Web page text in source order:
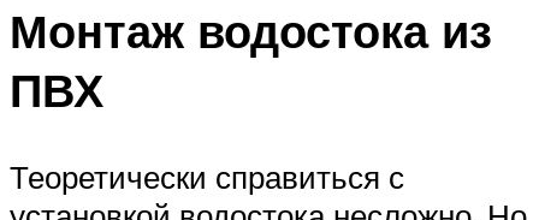
Монтаж водостока из
ПВХ
Теоретически справиться с